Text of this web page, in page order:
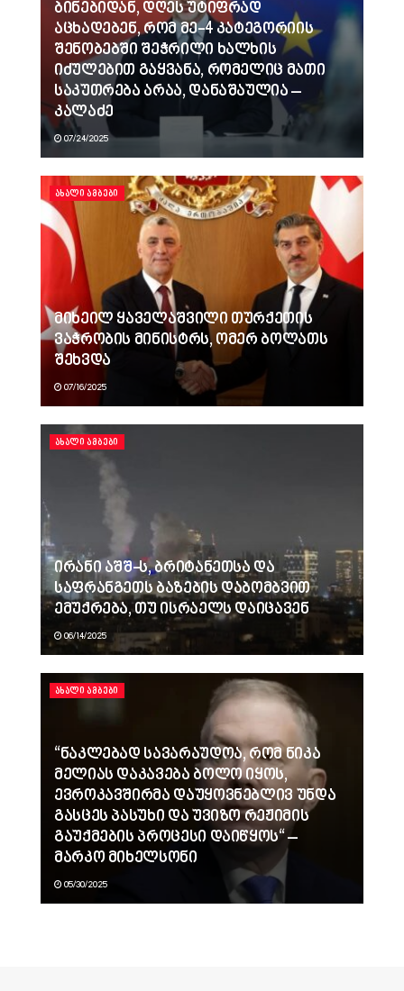
ბინებიდან, დღეს უტიფრად
აცხადებენ, რომ მე-4 კატეგორიის
შენობებში შეჭრილი ხალხის
იძულებით გაყვანა, რომელიც მათი
საკუთრება არაა, დანაშაულია –
კალაძე
07/24/2025
ᲐᲮᲐᲚᲘ ᲐᲛᲑᲔᲑᲘ
მიხეილ ყაველაშვილი თურქეთის
ვაჭრობის მინისტრს, ომერ ბოლათს
შეხვდა
07/16/2025
ᲐᲮᲐᲚᲘ ᲐᲛᲑᲔᲑᲘ
ირანი აშშ-ს, ბრიტანეთსა და
საფრანგეთს ბაზების დაბომბვით
ემუქრება, თუ ისრაელს დაიცავენ
06/14/2025
ᲐᲮᲐᲚᲘ ᲐᲛᲑᲔᲑᲘ
“ნაკლებად სავარაუდოა, რომ ნიკა
მელიას დაკავება ბოლო იყოს,
ევროკავშირმა დაუყოვნებლივ უნდა
გასცეს პასუხი და უვიზო რეჟიმის
გაუქმების პროცესი დაიწყოს“ –
მარკო მიხელსონი
05/30/2025